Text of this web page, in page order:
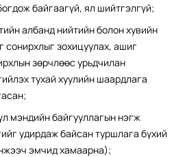
байгаагүй, ял шийтгэлгүй;
албанд нийтийн болон хувийн
сонирхлыг зохицуулах, ашиг
зөрчлөөс урьдчилан
тухай хуулийн шаардлага
мэндийн байгууллагын нэгж
удирдаж байсан туршлага бүхий
эмчид хамаарна);